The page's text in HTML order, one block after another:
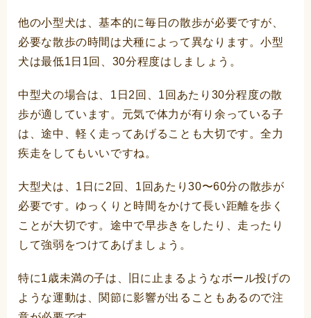
他の小型犬は、基本的に毎日の散歩が必要ですが、
必要な散歩の時間は犬種によって異なります。小型
犬は最低1日1回、30分程度はしましょう。
中型犬の場合は、1日2回、1回あたり30分程度の散
歩が適しています。元気で体力が有り余っている子
は、途中、軽く走ってあげることも大切です。全力
疾走をしてもいいですね。
大型犬は、1日に2回、1回あたり30〜60分の散歩が
必要です。ゆっくりと時間をかけて長い距離を歩く
ことが大切です。途中で早歩きをしたり、走ったり
して強弱をつけてあげましょう。
特に1歳未満の子は、旧に止まるようなボール投げの
ような運動は、関節に影響が出ることもあるので注